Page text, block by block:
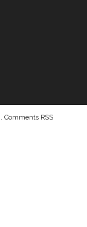
. Comments RSS